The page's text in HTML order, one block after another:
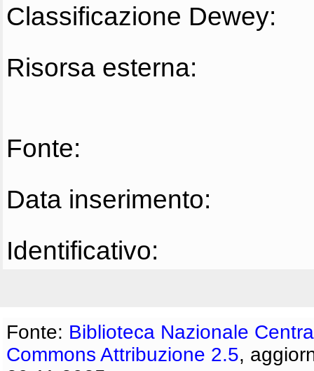
Classificazione Dewey:
Risorsa esterna:
Fonte:
Data inserimento:
Identificativo:
Fonte: Biblioteca Nazionale
Commons Attribuzione 2.5,